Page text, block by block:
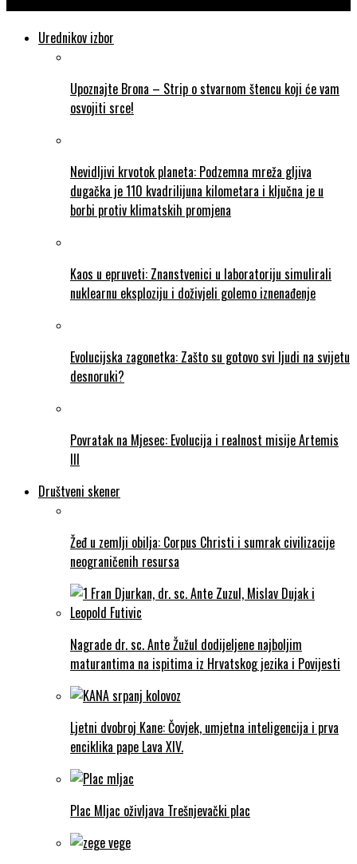
Urednikov izbor
Upoznajte Brona – Strip o stvarnom štencu koji će vam
osvojiti srce!
Nevidljivi krvotok planeta: Podzemna mreža gljiva
dugačka je 110 kvadrilijuna kilometara i ključna je u
borbi protiv klimatskih promjena
Kaos u epruveti: Znanstvenici u laboratoriju simulirali
nuklearnu eksploziju i doživjeli golemo iznenađenje
Evolucijska zagonetka: Zašto su gotovo svi ljudi na svijetu
desnoruki?
Povratak na Mjesec: Evolucija i realnost misije Artemis
III
Društveni skener
Žeđ u zemlji obilja: Corpus Christi i sumrak civilizacije
neograničenih resursa
Nagrade dr. sc. Ante Žužul dodijeljene najboljim
maturantima na ispitima iz Hrvatskog jezika i Povijesti
Ljetni dvobroj Kane: Čovjek, umjetna inteligencija i prva
enciklika pape Lava XIV.
Plac Mljac oživljava Trešnjevački plac